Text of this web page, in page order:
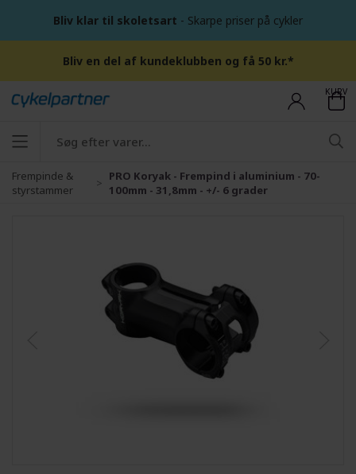
Bliv klar til skoletsart - Skarpe priser på cykler
Bliv en del af kundeklubben og få 50 kr.*
KURV
Frempinde &
styrstammer
PRO Koryak - Frempind i aluminium - 70-
100mm - 31,8mm - +/- 6 grader